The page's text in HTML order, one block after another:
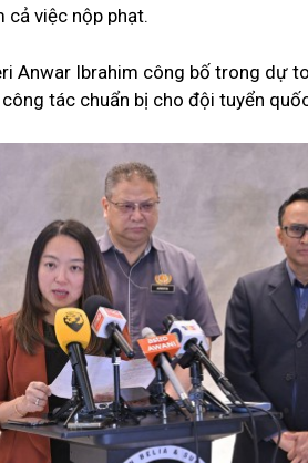
cả việc nộp phạt.
Anwar Ibrahim công bố trong dự
tác chuẩn bị cho đội tuyển